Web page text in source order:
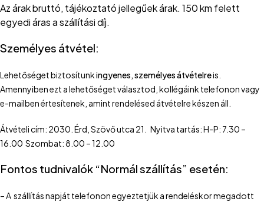
Az árak bruttó, tájékoztató jellegűek árak. 150 km felett
egyedi áras a szállítási díj.
Személyes átvétel:
Lehetőséget biztosítunkingyenes, személyes átvételreis.
Amennyiben ezt a lehetőséget választod, kollégáink telefonon vagy
e-mailben értesítenek, amint rendelésed átvételre készen áll.
Átvételi cím: 2030. Érd, Szövő utca 21. Nyitva tartás: H-P: 7.30 –
16.00 Szombat: 8.00 – 12.00
Fontos tudnivalók “Normál szállítás” esetén:
– A szállítás napját telefonon egyeztetjük a rendeléskor megadott